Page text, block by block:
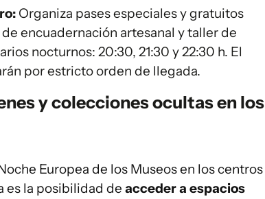
Organiza pases especiales y gratuitos
encuadernación artesanal y taller de
nocturnos: 20:30, 21:30 y 22:30 h. El
por estricto orden de llegada.
y colecciones ocultas en los
Europea de los Museos en los centros
es la posibilidad de acceder a espacios